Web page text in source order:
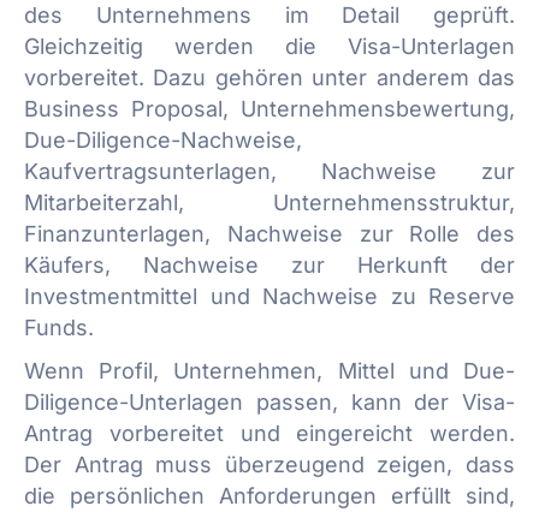
des Unternehmens im Detail geprüft.
Gleichzeitig werden die Visa-Unterlagen
vorbereitet. Dazu gehören unter anderem das
Business Proposal, Unternehmensbewertung,
Due-Diligence-Nachweise,
Kaufvertragsunterlagen, Nachweise zur
Mitarbeiterzahl, Unternehmensstruktur,
Finanzunterlagen, Nachweise zur Rolle des
Käufers, Nachweise zur Herkunft der
Investmentmittel und Nachweise zu Reserve
Funds.
Wenn Profil, Unternehmen, Mittel und Due-
Diligence-Unterlagen passen, kann der Visa-
Antrag vorbereitet und eingereicht werden.
Der Antrag muss überzeugend zeigen, dass
die persönlichen Anforderungen erfüllt sind,